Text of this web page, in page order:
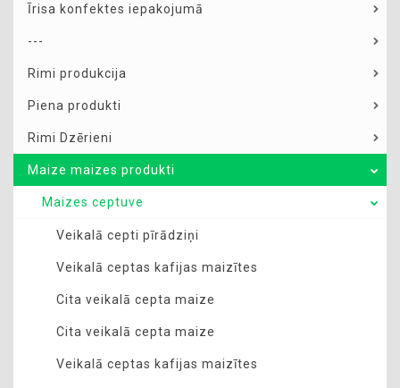
Īrisa konfektes iepakojumā
---
Rimi produkcija
Piena produkti
Rimi Dzērieni
Maize maizes produkti
Maizes ceptuve
Veikalā cepti pīrādziņi
Veikalā ceptas kafijas maizītes
Cita veikalā cepta maize
Cita veikalā cepta maize
Veikalā ceptas kafijas maizītes